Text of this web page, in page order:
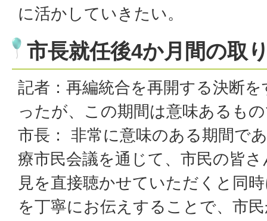
に活かしていきたい。
市長就任後4か月間の取
記者：再編統合を再開する決断
ったが、この期間は意味あるも
市長： 非常に意味のある期間で
療市民会議を通じて、市民の皆
見を直接聴かせていただくと同
を丁寧にお伝えすることで、市